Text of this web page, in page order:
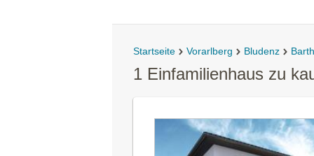
Startseite Vorarlberg Bludenz
1 Einfamilienhaus zu